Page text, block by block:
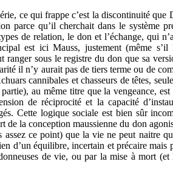
ce qui frappe c’est la discontinuité
parce qu’il cherchait dans le système
de relation, le don et l’échange, qui
est ici Mauss, justement (même
sous le registre du don que sa
il n’y aurait pas de tiers terme ou de
cannibales et chasseurs de têtes,
au même titre que la vengeance,
de réciprocité et la capacité
Cette logique sociale est bien sûr
la conception maussienne du don
ce point) que la vie ne peut naitre
d’un équilibre, incertain et précaire mais
de vie, ou par la mise à mort